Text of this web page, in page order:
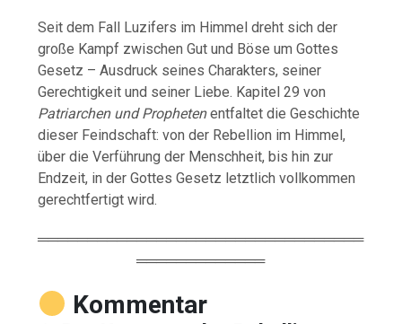
Seit dem Fall Luzifers im Himmel dreht sich der
große Kampf zwischen Gut und Böse um Gottes
Gesetz – Ausdruck seines Charakters, seiner
Gerechtigkeit und seiner Liebe. Kapitel 29 von
Patriarchen und Prophetenentfaltet die Geschichte
dieser Feindschaft: von der Rebellion im Himmel,
über die Verführung der Menschheit, bis hin zur
Endzeit, in der Gottes Gesetz letztlich vollkommen
gerechtfertigt wird.
═════════════════════════════════
═════════════
Kommentar